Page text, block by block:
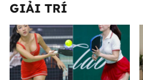
GIẢI TRÍ